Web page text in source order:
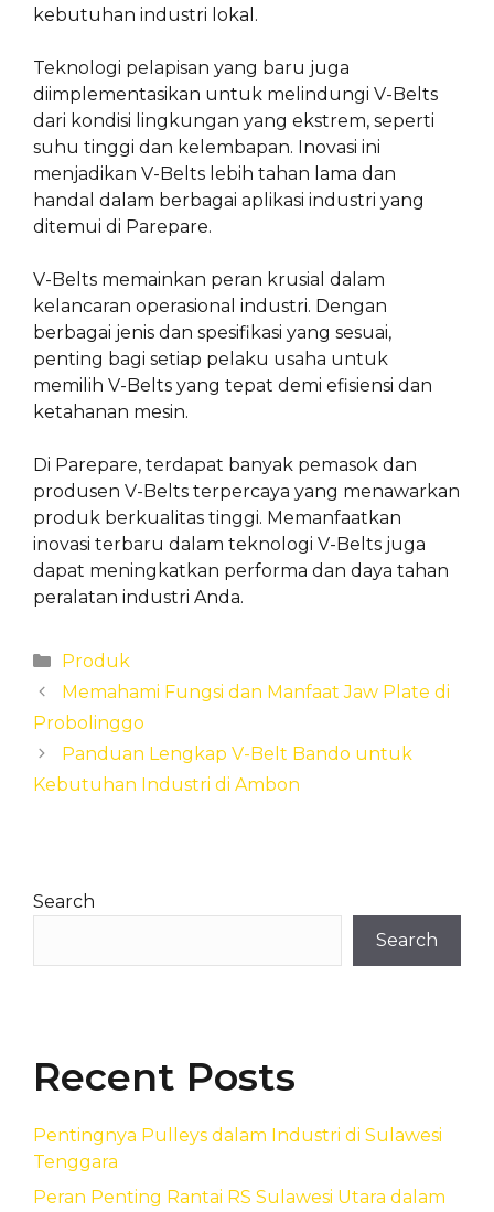
kebutuhan industri lokal.
Teknologi pelapisan yang baru juga
diimplementasikan untuk melindungi V-Belts
dari kondisi lingkungan yang ekstrem, seperti
suhu tinggi dan kelembapan. Inovasi ini
menjadikan V-Belts lebih tahan lama dan
handal dalam berbagai aplikasi industri yang
ditemui di Parepare.
V-Belts memainkan peran krusial dalam
kelancaran operasional industri. Dengan
berbagai jenis dan spesifikasi yang sesuai,
penting bagi setiap pelaku usaha untuk
memilih V-Belts yang tepat demi efisiensi dan
ketahanan mesin.
Di Parepare, terdapat banyak pemasok dan
produsen V-Belts terpercaya yang menawarkan
produk berkualitas tinggi. Memanfaatkan
inovasi terbaru dalam teknologi V-Belts juga
dapat meningkatkan performa dan daya tahan
peralatan industri Anda.
Categories
Produk
Memahami Fungsi dan Manfaat Jaw Plate di
Probolinggo
Panduan Lengkap V-Belt Bando untuk
Kebutuhan Industri di Ambon
Search
Search
Recent Posts
Pentingnya Pulleys dalam Industri di Sulawesi
Tenggara
Peran Penting Rantai RS Sulawesi Utara dalam